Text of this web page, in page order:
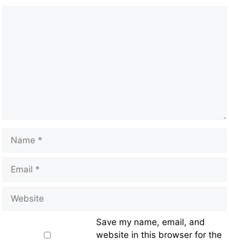
Save my name, email, and
website in this browser for the